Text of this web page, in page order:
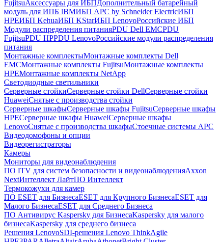
FujitsuАксессуары для ИБПДополнительный батарейный
модуль для ИПБ IBMИБП APC by Schneider ElectricИБП
HPEИБП KehuaИБП KStarИБП LenovoРоссийские ИБП
Модули распределения питанияPDU Dell EMCPDU
FujitsuPDU HPPDU LenovoРоссийские модули распределения
питания
Монтажные комплектыМонтажные комплекты Dell
EMCМонтажные комплекты FujitsuМонтажные комплекты
HPEМонтажные комплекты NetApp
Светодиодные светильники
Серверные стойкиСерверные стойки DellСерверные стойки
HuaweiСнятые с производства стойки
Серверные шкафыСерверные шкафы FujitsuСерверные шкафы
HPEСерверные шкафы HuaweiСерверные шкафы
LenovoСнятые с производства шкафыСтоечные системы APC
Видеодомофоны и опции
Видеорегистраторы
Камеры
Мониторы для видеонаблюдения
ПО ITV для систем безопасности и видеонаблюденияAxxon
NextИнтеллект ЛайтПО Интеллект
Термокожухи для камер
ПО ESET для БизнесаESET для Крупного БизнесаESET для
Малого БизнесаESET для Среднего Бизнеса
ПО Антивирус Kaspersky для БизнесаKaspersky для малого
бизнесаKaspersky для среднего бизнеса
Решения LenovoSDI-решения Lenovo ThinkAgile